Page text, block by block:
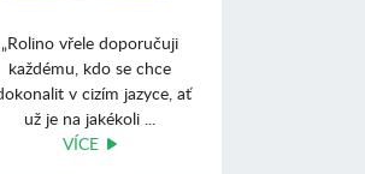
„Rolino vřele doporučuji
každému, kdo se chce
v cizím jazyce, ať
už je na jakékoli ...
VÍCE